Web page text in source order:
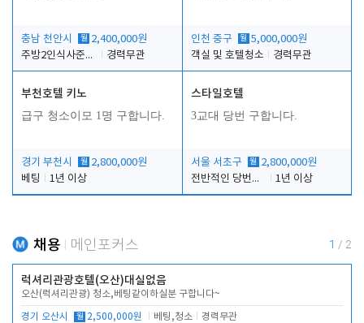
충남 천안시 월 2,400,000원
주방2인식사준비및청소린렌보조
경력무관
인천 중구 월 5,000,000원
객실 및 호텔청소
경력무관
부천호텔 키노
급구 청소이모 1명 구합니다.
경기 부천시 월 2,800,000원
베팅
1년 이상
스타일호텔
3교대 당번 구합니다.
서울 서초구 월 2,800,000원
전반적인 당번업무
1년 이상
채용 메인포커스 1 / 2
럭셔리관광호텔(오산)대실없음
오산(럭셔리관광) 청소,베팅같이하실분 구합니다~
경기 오산시 월 2,500,000원 베팅,청소 경력무관